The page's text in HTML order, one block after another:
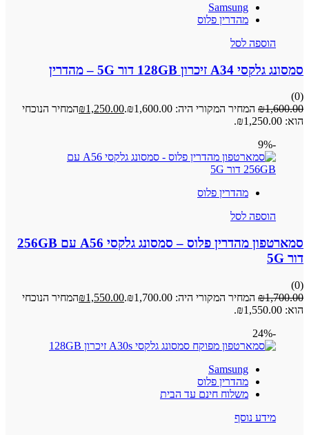
Samsung
מהדרין פלוס
הוספה לסל
סמסונג גלקסי A34 זיכרון 128GB דור 5G – מהדרין
(0)
₪1,600.00 המחיר המקורי היה: ₪1,600.00. ₪1,250.00
המחיר הנוכחי
הוא: ₪1,250.00.
-9%
מהדרין פלוס
הוספה לסל
סמארטפון מהדרין פלוס – סמסונג גלקסי A56 עם 256GB
דור 5G
(0)
₪1,700.00 המחיר המקורי היה: ₪1,700.00. ₪1,550.00
המחיר הנוכחי
הוא: ₪1,550.00.
-24%
Samsung
מהדרין פלוס
משלוח חינם עד הבית
מידע נוסף